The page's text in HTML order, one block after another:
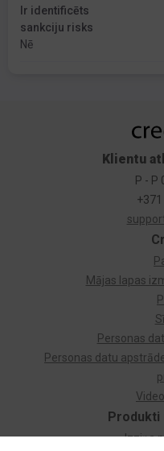
Ir identificēts
sankciju risks
Nē
Produkti
Izziņa
Mājas lapas
Personas
Personas datu
Klientu
P - P